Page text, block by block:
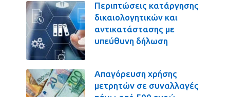
Περιπτώσεις κατάργησης
δικαιολογητικών και
αντικατάστασης με
υπεύθυνη δήλωση
Απαγόρευση χρήσης
μετρητών σε συναλλαγές